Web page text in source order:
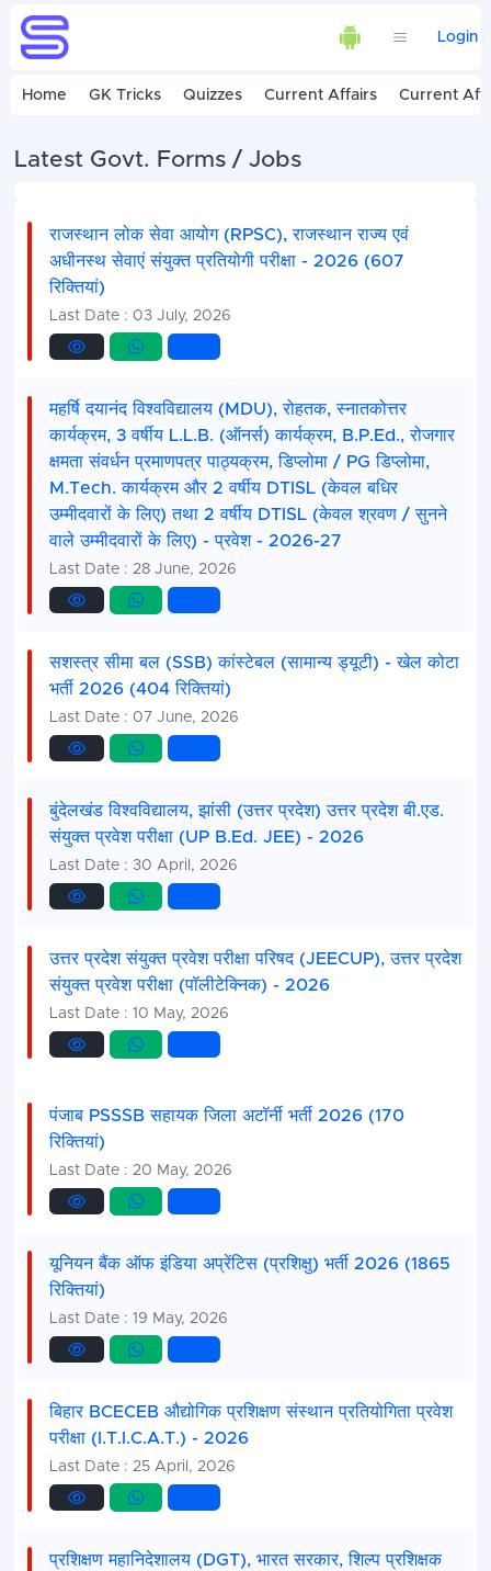
Login
Home GK Tricks Quizzes Current Affairs Current
Latest Govt. Forms / Jobs
राजस्थान लोक सेवा आयोग (RPSC), राजस्थान राज्य एवं
अधीनस्थ सेवाएं संयुक्त प्रतियोगी परीक्षा - 2026 (607
रिक्तियां)
Last Date : 03 July, 2026
महर्षि दयानंद विश्वविद्यालय (MDU), रोहतक, स्नातकोत्तर
कार्यक्रम, 3 वर्षीय L.L.B. (ऑनर्स) कार्यक्रम, B.P.Ed., रोजगार
क्षमता संवर्धन प्रमाणपत्र पाठ्यक्रम, डिप्लोमा / PG डिप्लोमा,
M.Tech. कार्यक्रम और 2 वर्षीय DTISL (केवल बधिर
उम्मीदवारों के लिए) तथा 2 वर्षीय DTISL (केवल श्रवण / सुनने
वाले उम्मीदवारों के लिए) - प्रवेश - 2026-27
Last Date : 28 June, 2026
सशस्त्र सीमा बल (SSB) कांस्टेबल (सामान्य ड्यूटी) - खेल कोटा
भर्ती 2026 (404 रिक्तियां)
Last Date : 07 June, 2026
बुंदेलखंड विश्वविद्यालय, झांसी (उत्तर प्रदेश) उत्तर प्रदेश बी.एड.
संयुक्त प्रवेश परीक्षा (UP B.Ed. JEE) - 2026
Last Date : 30 April, 2026
उत्तर प्रदेश संयुक्त प्रवेश परीक्षा परिषद (JEECUP), उत्तर प्रदेश
संयुक्त प्रवेश परीक्षा (पॉलीटेक्निक) - 2026
Last Date : 10 May, 2026
पंजाब PSSSB सहायक जिला अटॉर्नी भर्ती 2026 (170
रिक्तियां)
Last Date : 20 May, 2026
यूनियन बैंक ऑफ इंडिया अप्रेंटिस (प्रशिक्षु) भर्ती 2026 (1865
रिक्तियां)
Last Date : 19 May, 2026
बिहार BCECEB औद्योगिक प्रशिक्षण संस्थान प्रतियोगिता प्रवेश
परीक्षा (I.T.I.C.A.T.) - 2026
Last Date : 25 April, 2026
प्रशिक्षण महानिदेशालय (DGT), भारत सरकार, शिल्प प्रशिक्षक